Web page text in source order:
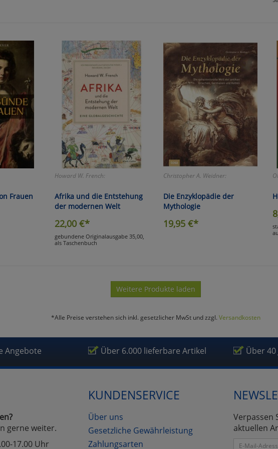
Frauen
Howard W. French:
Afrika und die Entstehung
der modernen Welt
22,00€*
gebundene Originalausgabe 35,00,
als Taschenbuch
Christopher A. Weidner:
Die Enzyklopädie der
Mythologie
19,95 €*
Weitere Produkte laden
*Alle Preise verstehen sich inkl. gesetzlicher MwSt und zzgl. Versandkosten
Angebote Über 6.000 lieferbare Artikel Über
gerne weiter.
17.00 Uhr
KUNDENSERVICE
Über uns
Gesetzliche Gewährleistung
Zahlungsarten
Verpassen
aktuellen